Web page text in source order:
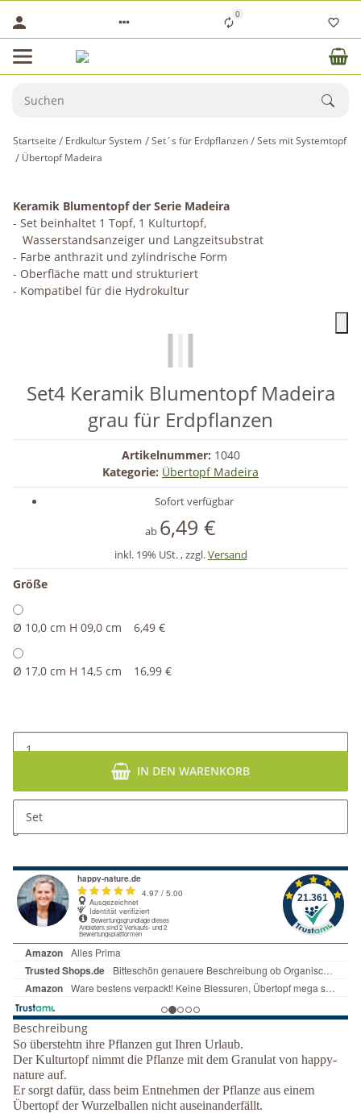
0
Startseite Erdkultur System Set´s für Erdpflanzen
Sets mit Systemtopf
Übertopf Madeira
Keramik Blumentopf der Serie Madeira
- Set beinhaltet 1 Topf, 1 Kulturtopf,
Wasserstandsanzeiger und Langzeitsubstrat
- Farbe anthrazit und zylindrische Form
- Oberfläche matt und strukturiert
- Kompatibel für die Hydrokultur
Set4 Keramik Blumentopf Madeira
grau für Erdpflanzen
Artikelnummer: 1040
Kategorie: Übertopf Madeira
Sofort verfügbar
ab 6,49 €
inkl. 19% USt. , zzgl.Versand
Größe
Ø 10,0 cm H 09,0 cm 6,49 €
Ø 17,0 cm H 14,5 cm 16,99 €
Set
IN DEN WARENKORB
Dieser Artikel hat Variationen. Wählen Sie bitte die
gewünschte Variation aus.
Beschreibung
So überstehtn ihre Pflanzen gut Ihren Urlaub.
Der Kulturtopf nimmt die Pflanze mit dem Granulat von happy-
nature auf.
Er sorgt dafür, dass beim Entnehmen der Pflanze aus einem
Übertopf der Wurzelballen nicht auseinanderfällt.